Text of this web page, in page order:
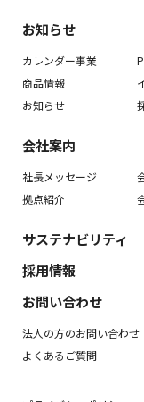
お知らせ
カレンダー事業
商品情報
お知らせ
会社案内
社長メッセージ
拠点紹介
サステナビリティ
採用情報
お問い合わせ
法人の方のお問い合わせ
よくあるご質問